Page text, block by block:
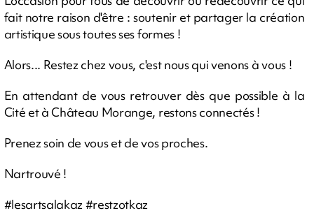
fait notre raison d'être : soutenir et partager la création
artistique sous toutes ses formes !
Alors... Restez chez vous, c'est nous qui venons à vous !
En attendant de vous retrouver dès que possible à la
Cité et à Château Morange, restons connectés !
Prenez soin de vous et de vos proches.
Nartrouvé !
#lesartsalakaz #restzotkaz